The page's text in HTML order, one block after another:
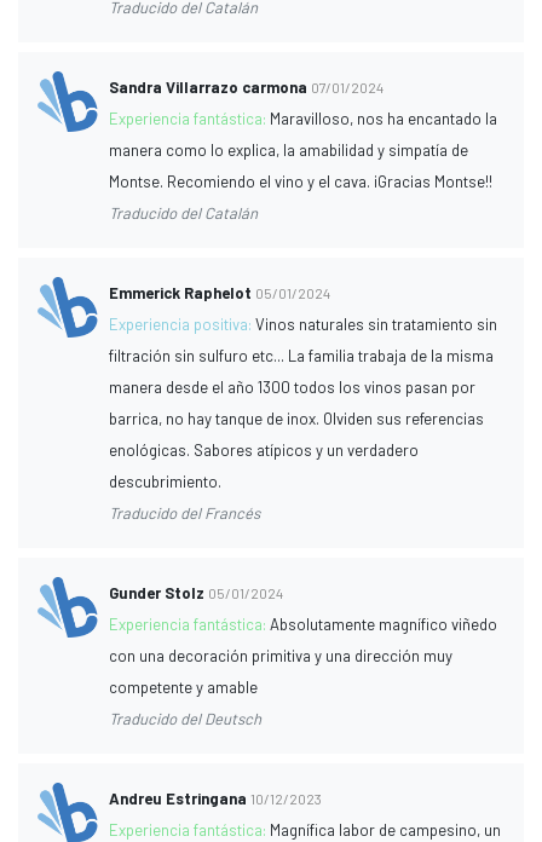
Traducido del Catalán
Sandra Villarrazo carmona 07/01/2024
Experiencia fantástica: Maravilloso, nos ha encantado la
manera como lo explica, la amabilidad y simpatía de
Montse. Recomiendo el vino y el cava. ¡Gracias Montse!!
Traducido del Catalán
Emmerick Raphelot 05/01/2024
Experiencia positiva:Vinos naturales sin tratamiento sin
filtración sin sulfuro etc... La familia trabaja de la misma
manera desde el año 1300 todos los vinos pasan por
barrica, no hay tanque de inox. Olviden sus referencias
enológicas. Sabores atípicos y un verdadero
descubrimiento.
Traducido del Francés
Gunder Stolz 05/01/2024
Experiencia fantástica:Absolutamente magnífico viñedo
con una decoración primitiva y una dirección muy
competente y amable
Traducido del Deutsch
Andreu Estringana 10/12/2023
Experiencia fantástica: Magnífica labor de campesino, un